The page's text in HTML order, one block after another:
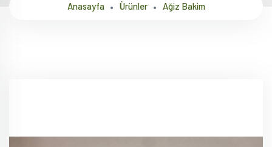
Anasayfa Ürünler Ağiz Bakim